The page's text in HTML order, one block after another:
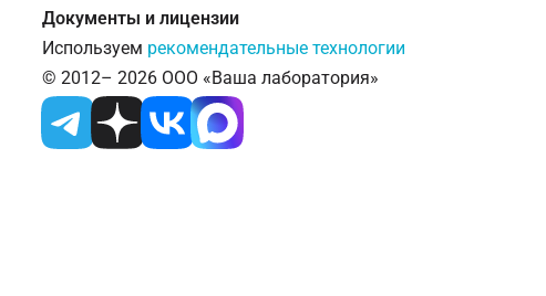
Документы и лицензии
Используем рекомендательные технологии
© 2012– 2026 ООО «Ваша лаборатория»